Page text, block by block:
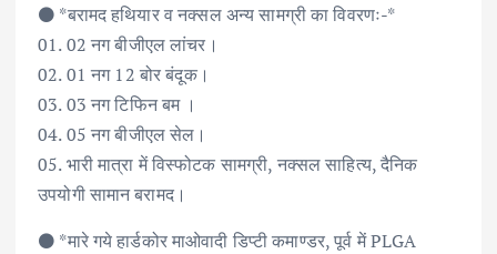
⚫️ *बरामद हथियार व नक्सल अन्य सामग्री का विवरणः-*
01. 02 नग बीजीएल लांचर।
02. 01 नग 12 बोर बंदूक।
03. 03 नग टिफिन बम ।
04. 05 नग बीजीएल सेल।
05. भारी मात्रा में विस्फोटक सामग्री, नक्सल साहित्य, दैनिक
उपयोगी सामान बरामद।
⚫️ *मारे गये हार्डकोर माओवादी डिप्टी कमाण्डर, पूर्व में PLGA